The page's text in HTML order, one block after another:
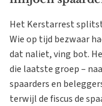
Het Kerstarrest
Wie op tijd bezwaar
dat naliet, ving bot.
die laatste groep –
spaarders en
terwijl de fiscus de